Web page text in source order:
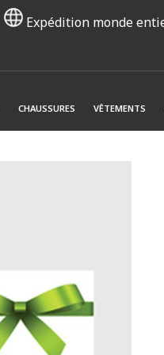
Expédition monde
CHAUSSURES VÊTEMENTS